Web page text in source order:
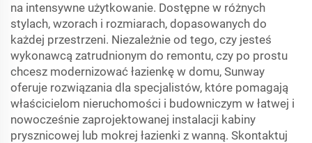
na intensywne użytkowanie. Dostępne w różnych
stylach, wzorach i rozmiarach, dopasowanych do
każdej przestrzeni. Niezależnie od tego, czy jesteś
wykonawcą zatrudnionym do remontu, czy po prostu
chcesz modernizować łazienkę w domu, Sunway
oferuje rozwiązania dla specjalistów, które pomagają
właścicielom nieruchomości i budowniczym w łatwej i
nowocześnie zaprojektowanej instalacji kabiny
prysznicowej lub mokrej łazienki z wanną. Skontaktuj